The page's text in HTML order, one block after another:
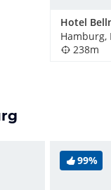
Hamburg,
238m
99%